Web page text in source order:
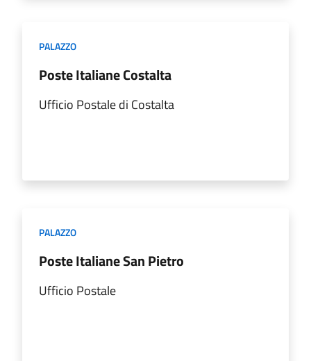
PALAZZO
Poste Italiane Costalta
Ufficio Postale di Costalta
PALAZZO
Poste Italiane San Pietro
Ufficio Postale